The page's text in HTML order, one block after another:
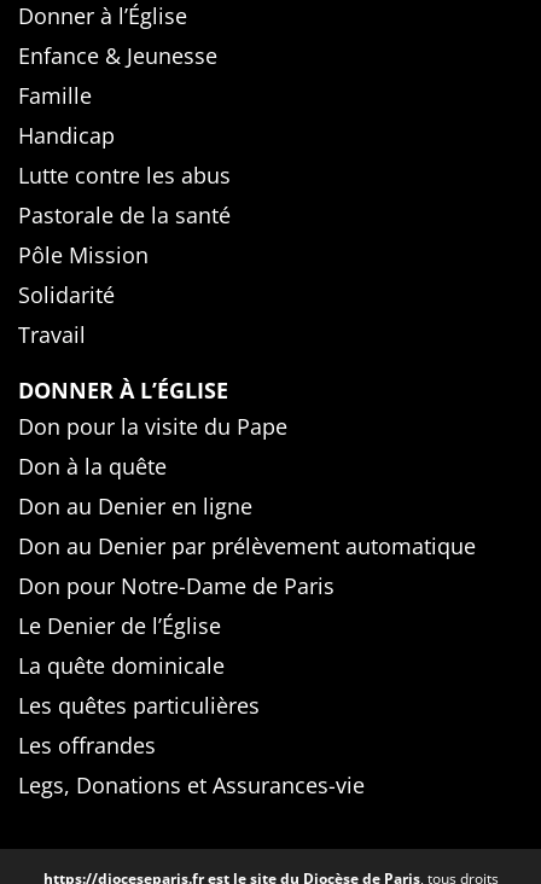
Donner à l’Église
Enfance & Jeunesse
Famille
Handicap
Lutte contre les abus
Pastorale de la santé
Pôle Mission
Solidarité
Travail
DONNER À L’ÉGLISE
Don pour la visite du Pape
Don à la quête
Don au Denier en ligne
Don au Denier par prélèvement automatique
Don pour Notre-Dame de Paris
Le Denier de l’Église
La quête dominicale
Les quêtes particulières
Les offrandes
Legs, Donations et Assurances-vie
https://dioceseparis.frest le site du Diocèse de Paris, tous droits